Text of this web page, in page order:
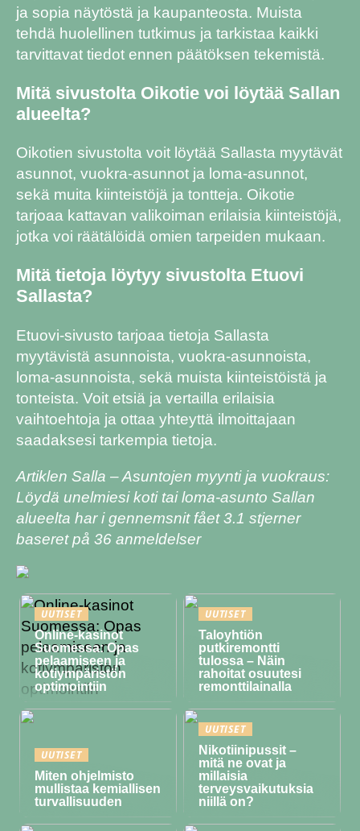
ja sopia näytöstä ja kaupanteosta. Muista
tehdä huolellinen tutkimus ja tarkistaa kaikki
tarvittavat tiedot ennen päätöksen tekemistä.
Mitä sivustolta Oikotie voi löytää Sallan
alueelta?
Oikotien sivustolta voit löytää Sallasta myytävät
asunnot, vuokra-asunnot ja loma-asunnot,
sekä muita kiinteistöjä ja tontteja. Oikotie
tarjoaa kattavan valikoiman erilaisia kiinteistöjä,
jotka voi räätälöidä omien tarpeiden mukaan.
Mitä tietoja löytyy sivustolta Etuovi
Sallasta?
Etuovi-sivusto tarjoaa tietoja Sallasta
myytävistä asunnoista, vuokra-asunnoista,
loma-asunnoista, sekä muista kiinteistöistä ja
tonteista. Voit etsiä ja vertailla erilaisia
vaihtoehtoja ja ottaa yhteyttä ilmoittajaan
saadaksesi tarkempia tietoja.
Artiklen Salla – Asuntojen myynti ja vuokraus:
Löydä unelmiesi koti tai loma-asunto Sallan
alueelta har i gennemsnit fået3.1 stjerner
baseret på 36 anmeldelser
UUTISET
Online-kasinot
Suomessa: Opas
pelaamiseen ja
kotiympäristön
optimointiin
UUTISET
Taloyhtiön
putkiremontti
tulossa – Näin
rahoitat osuutesi
remonttilainalla
UUTISET
Miten ohjelmisto
mullistaa kemiallisen
turvallisuuden
UUTISET
Nikotiinipussit –
mitä ne ovat ja
millaisia
terveysvaikutuksia
niillä on?